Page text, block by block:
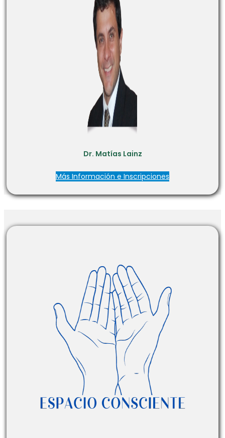
Dr. Matías Lainz
Más Información e Inscripciones